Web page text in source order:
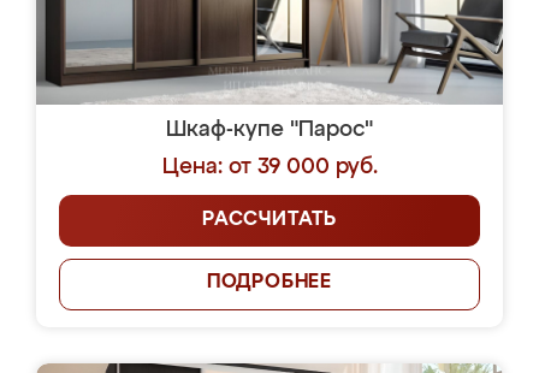
Шкаф-купе "Парос"
Цена: от 39 000 руб.
РАССЧИТАТЬ
ПОДРОБНЕЕ